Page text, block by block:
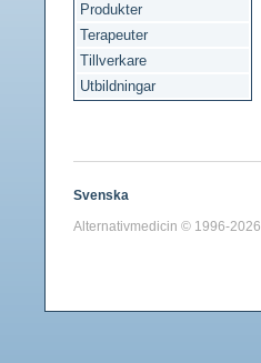
Produkter
Terapeuter
Tillverkare
Utbildningar
Svenska
Alternativmedicin © 1996-2026